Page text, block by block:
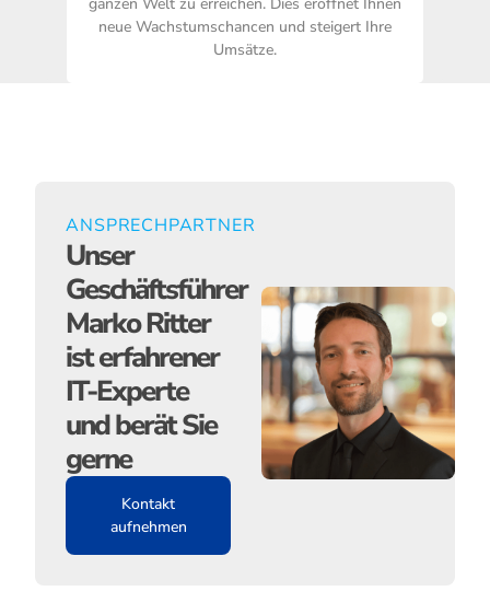
neue Wachstumschancen und steigert Ihre
Umsätze.
ANSPRECHPARTNER
Unser
Geschäftsführer
Marko Ritter
ist erfahrener
IT-Experte
und berät Sie
gerne
Kontakt
aufnehmen